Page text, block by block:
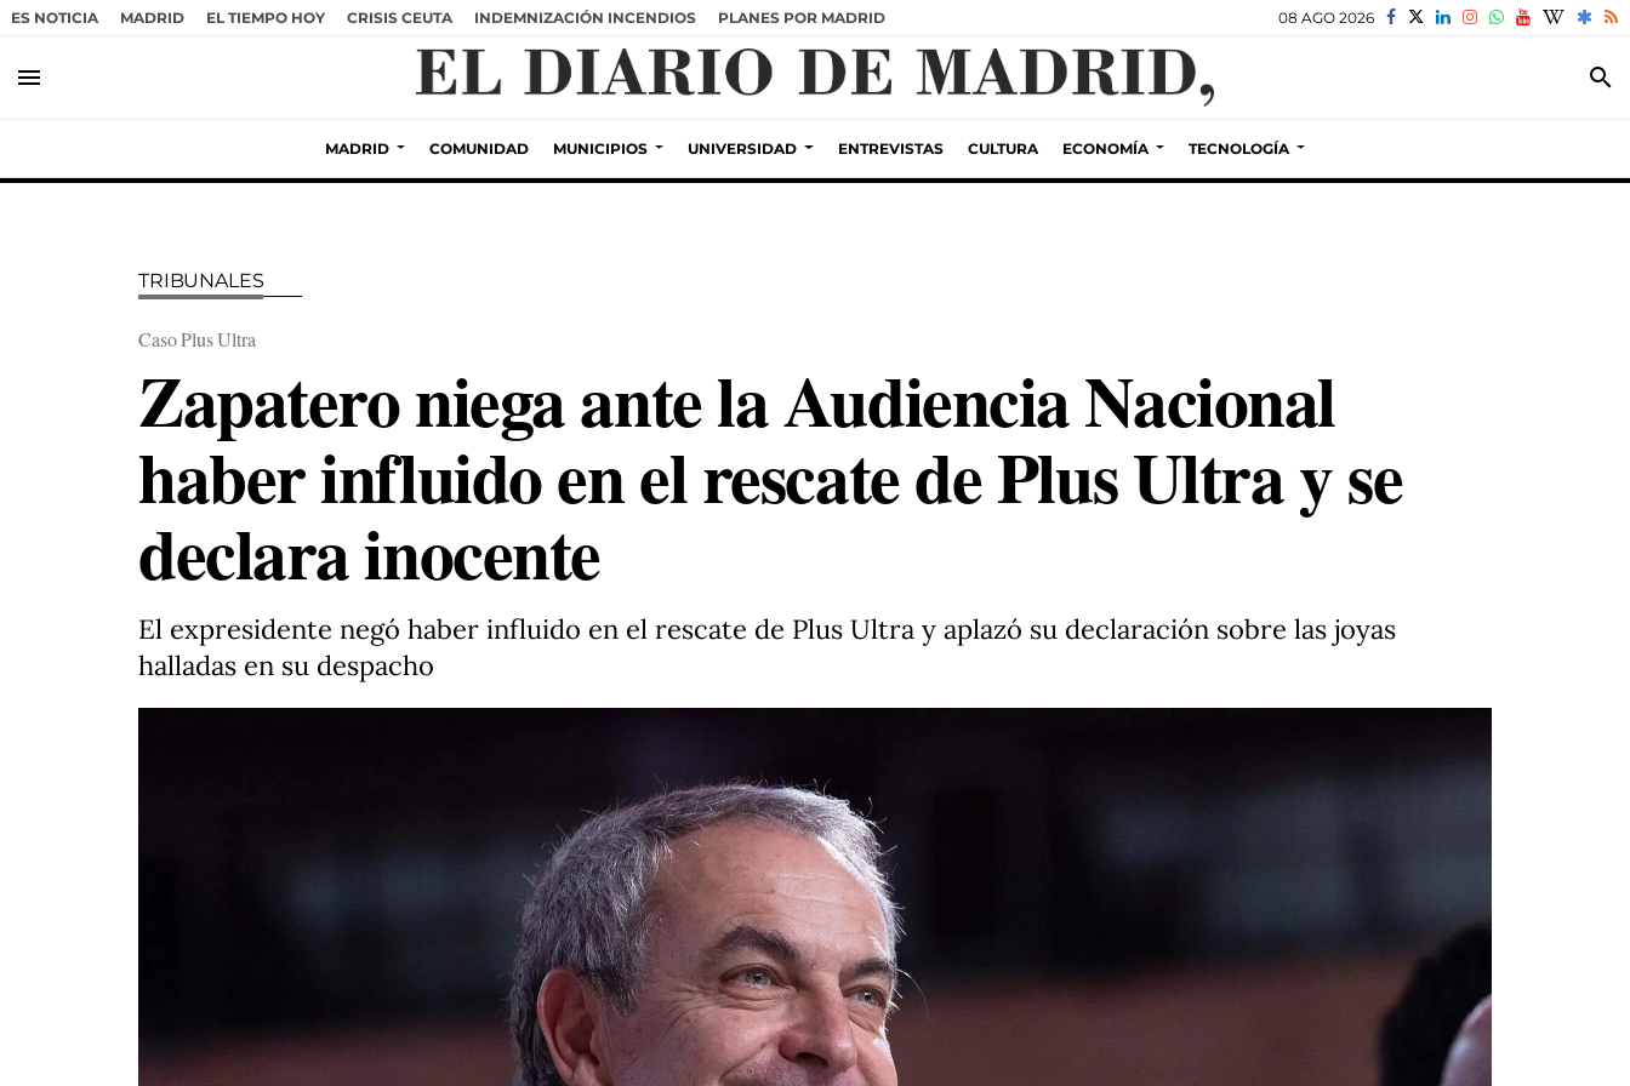
ES NOTICIA MADRID EL TIEMPO HOY CRISIS CEUTA INDEMNIZACIÓN INCENDIOS PLANES POR MADRID 08 AGO 2026
menu search
MADRID COMUNIDAD MUNICIPIOS UNIVERSIDAD ENTREVISTAS CULTURA ECONOMÍA TECNOLOGÍA
TRIBUNALES
Caso Plus Ultra
Zapatero niega ante la Audiencia Nacional
haber influido en el rescate de Plus Ultra y se
declara inocente
El expresidente negó haber influido en el rescate de Plus Ultra y aplazó su declaración sobre las joyas
halladas en su despacho